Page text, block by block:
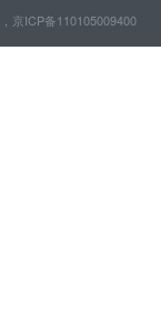
，京ICP备110105009400